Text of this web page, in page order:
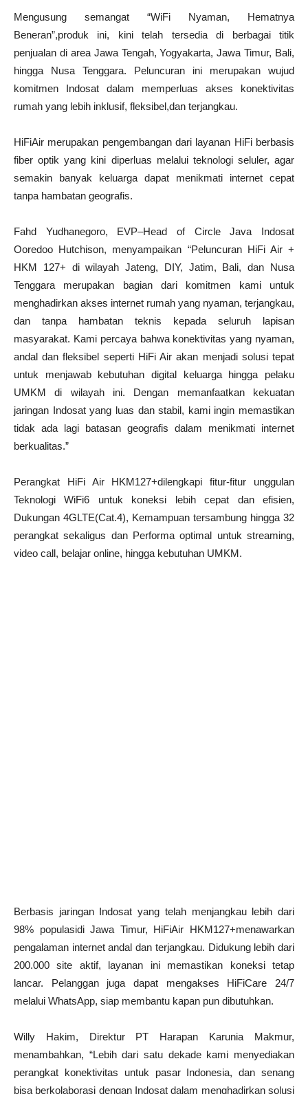
Mengusung semangat “WiFi Nyaman, Hematnya
Beneran”,produk ini, kini telah tersedia di berbagai titik
penjualan di area Jawa Tengah, Yogyakarta, Jawa Timur, Bali,
hingga Nusa Tenggara. Peluncuran ini merupakan wujud
komitmen Indosat dalam memperluas akses konektivitas
rumah yang lebih inklusif, fleksibel,dan terjangkau.
HiFiAir merupakan pengembangan dari layanan HiFi berbasis
fiber optik yang kini diperluas melalui teknologi seluler, agar
semakin banyak keluarga dapat menikmati internet cepat
tanpa hambatan geografis.
Fahd Yudhanegoro, EVP–Head of Circle Java Indosat
Ooredoo Hutchison, menyampaikan “Peluncuran HiFi Air +
HKM 127+ di wilayah Jateng, DIY, Jatim, Bali, dan Nusa
Tenggara merupakan bagian dari komitmen kami untuk
menghadirkan akses internet rumah yang nyaman, terjangkau,
dan tanpa hambatan teknis kepada seluruh lapisan
masyarakat. Kami percaya bahwa konektivitas yang nyaman,
andal dan fleksibel seperti HiFi Air akan menjadi solusi tepat
untuk menjawab kebutuhan digital keluarga hingga pelaku
UMKM di wilayah ini. Dengan memanfaatkan kekuatan
jaringan Indosat yang luas dan stabil, kami ingin memastikan
tidak ada lagi batasan geografis dalam menikmati internet
berkualitas.”
Perangkat HiFi Air HKM127+dilengkapi fitur-fitur unggulan
Teknologi WiFi6 untuk koneksi lebih cepat dan efisien,
Dukungan 4GLTE(Cat.4), Kemampuan tersambung hingga 32
perangkat sekaligus dan Performa optimal untuk streaming,
video call, belajar online, hingga kebutuhan UMKM.
Berbasis jaringan Indosat yang telah menjangkau lebih dari
98% populasidi Jawa Timur, HiFiAir HKM127+menawarkan
pengalaman internet andal dan terjangkau. Didukung lebih dari
200.000 site aktif, layanan ini memastikan koneksi tetap
lancar. Pelanggan juga dapat mengakses HiFiCare 24/7
melalui WhatsApp, siap membantu kapan pun dibutuhkan.
Willy Hakim, Direktur PT Harapan Karunia Makmur,
menambahkan, “Lebih dari satu dekade kami menyediakan
perangkat konektivitas untuk pasar Indonesia, dan senang
bisa berkolaborasi dengan Indosat dalam menghadirkan solusi